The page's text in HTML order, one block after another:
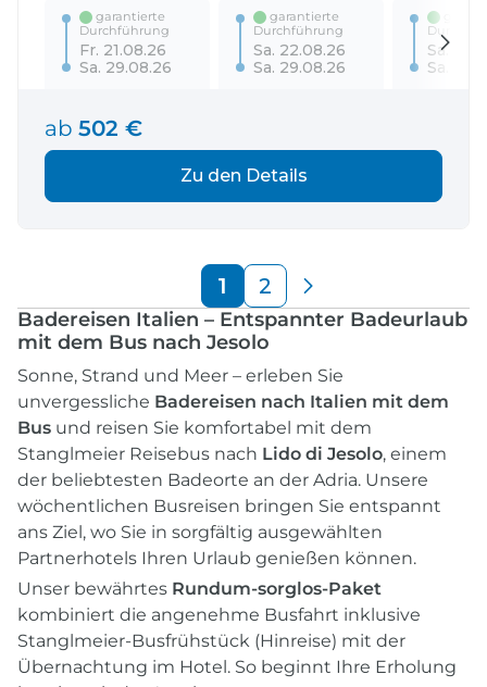
garantierte
Durchführung
Fr. 21.08.26
Sa. 29.08.26
garantierte
Durchführung
Sa. 22.08.26
Sa. 29.08.26
Sa.
Sa.
ab 502 €
Zu den Details
1 2
Badereisen Italien – Entspannter Badeurlaub
mit dem Bus nach Jesolo
Sonne, Strand und Meer – erleben Sie
unvergessliche Badereisen nach Italien mit dem
Bus und reisen Sie komfortabel mit dem
Stanglmeier Reisebus nach Lido di Jesolo, einem
der beliebtesten Badeorte an der Adria. Unsere
wöchentlichen Busreisen bringen Sie entspannt
ans Ziel, wo Sie in sorgfältig ausgewählten
Partnerhotels Ihren Urlaub genießen können.
Unser bewährtes Rundum-sorglos-Paket
kombiniert die angenehme Busfahrt inklusive
Stanglmeier-Busfrühstück (Hinreise) mit der
Übernachtung im Hotel. So beginnt Ihre Erholung